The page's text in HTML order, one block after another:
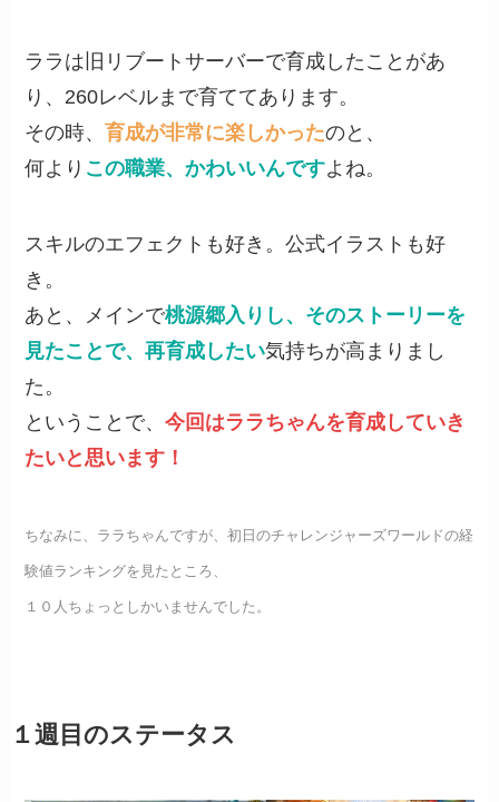
ララは旧リブートサーバーで育成したことがあ
り、260レベルまで育ててあります。
その時、育成が非常に楽しかったのと、
何より この職業、かわいいんですよね。
スキルのエフェクトも好き。公式イラストも好
き。
あと、メインで桃源郷入りし、そのストーリーを
見たことで、再育成したい気持ちが高まりまし
た。
ということで、今回はララちゃんを育成していき
たいと思います！
ちなみに、ララちゃんですが、初日のチャレンジャーズワールドの経
験値ランキングを見たところ、
１０人ちょっとしかいませんでした。
１週目のステータス